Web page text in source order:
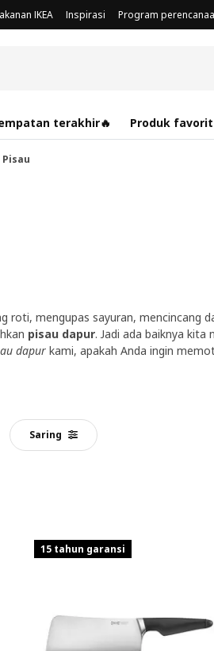
IKEA Inspirasi Program
terakhir🔥 Produk favorit
Pisau
roti, mengupas sayuran, mencincang
pisau dapur. Jadi ada baiknya
dapurkami, apakah Anda ingin
Saring
15 tahun garansi